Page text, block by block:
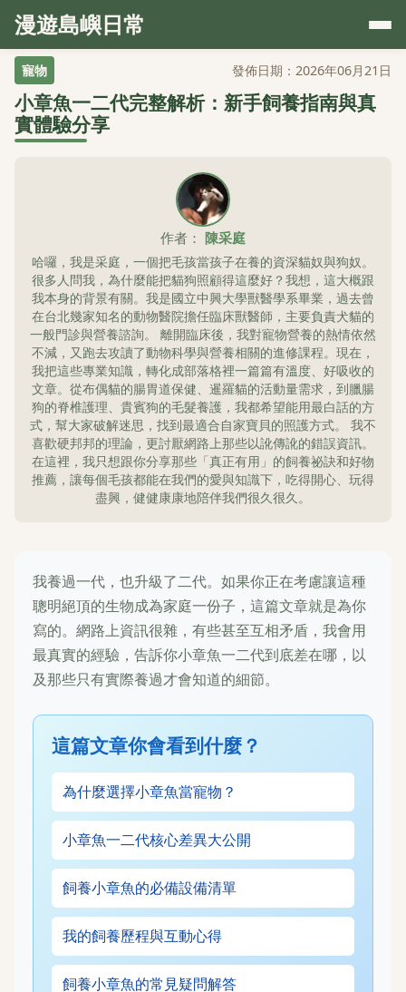
漫遊島嶼日常
寵物 發佈日期：2026年06月21日
小章魚一二代完整解析：新手飼養指南與真
實體驗分享
作者： 陳采庭
哈囉，我是采庭，一個把毛孩當孩子在養的資深貓奴與狗奴。
很多人問我，為什麼能把貓狗照顧得這麼好？我想，這大概跟
我本身的背景有關。我是國立中興大學獸醫學系畢業，過去曾
在台北幾家知名的動物醫院擔任臨床獸醫師，主要負責犬貓的
一般門診與營養諮詢。 離開臨床後，我對寵物營養的熱情依然
不減，又跑去攻讀了動物科學與營養相關的進修課程。現在，
我把這些專業知識，轉化成部落格裡一篇篇有溫度、好吸收的
文章。從布偶貓的腸胃道保健、暹羅貓的活動量需求，到臘腸
狗的脊椎護理、貴賓狗的毛髮養護，我都希望能用最白話的方
式，幫大家破解迷思，找到最適合自家寶貝的照護方式。 我不
喜歡硬邦邦的理論，更討厭網路上那些以訛傳訛的錯誤資訊。
在這裡，我只想跟你分享那些「真正有用」的飼養祕訣和好物
推薦，讓每個毛孩都能在我們的愛與知識下，吃得開心、玩得
盡興，健健康康地陪伴我們很久很久。
我養過一代，也升級了二代。如果你正在考慮讓這種
聰明絕頂的生物成為家庭一份子，這篇文章就是為你
寫的。網路上資訊很雜，有些甚至互相矛盾，我會用
最真實的經驗，告訴你小章魚一二代到底差在哪，以
及那些只有實際養過才會知道的細節。
這篇文章你會看到什麼？
為什麼選擇小章魚當寵物？
小章魚一二代核心差異大公開
飼養小章魚的必備設備清單
我的飼養歷程與互動心得
飼養小章魚的常見疑問解答